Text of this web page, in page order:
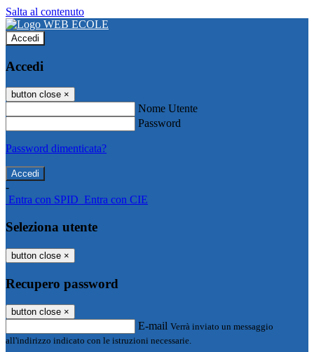
Salta al contenuto
Accedi
Accedi
button close ×
Nome Utente
Password
Password dimenticata?
-
Entra con SPID Entra con CIE
Seleziona utente
button close ×
Recupero password
button close ×
E-mail Verrà inviato un messaggio
all'indirizzo indicato con le istruzioni necessarie.